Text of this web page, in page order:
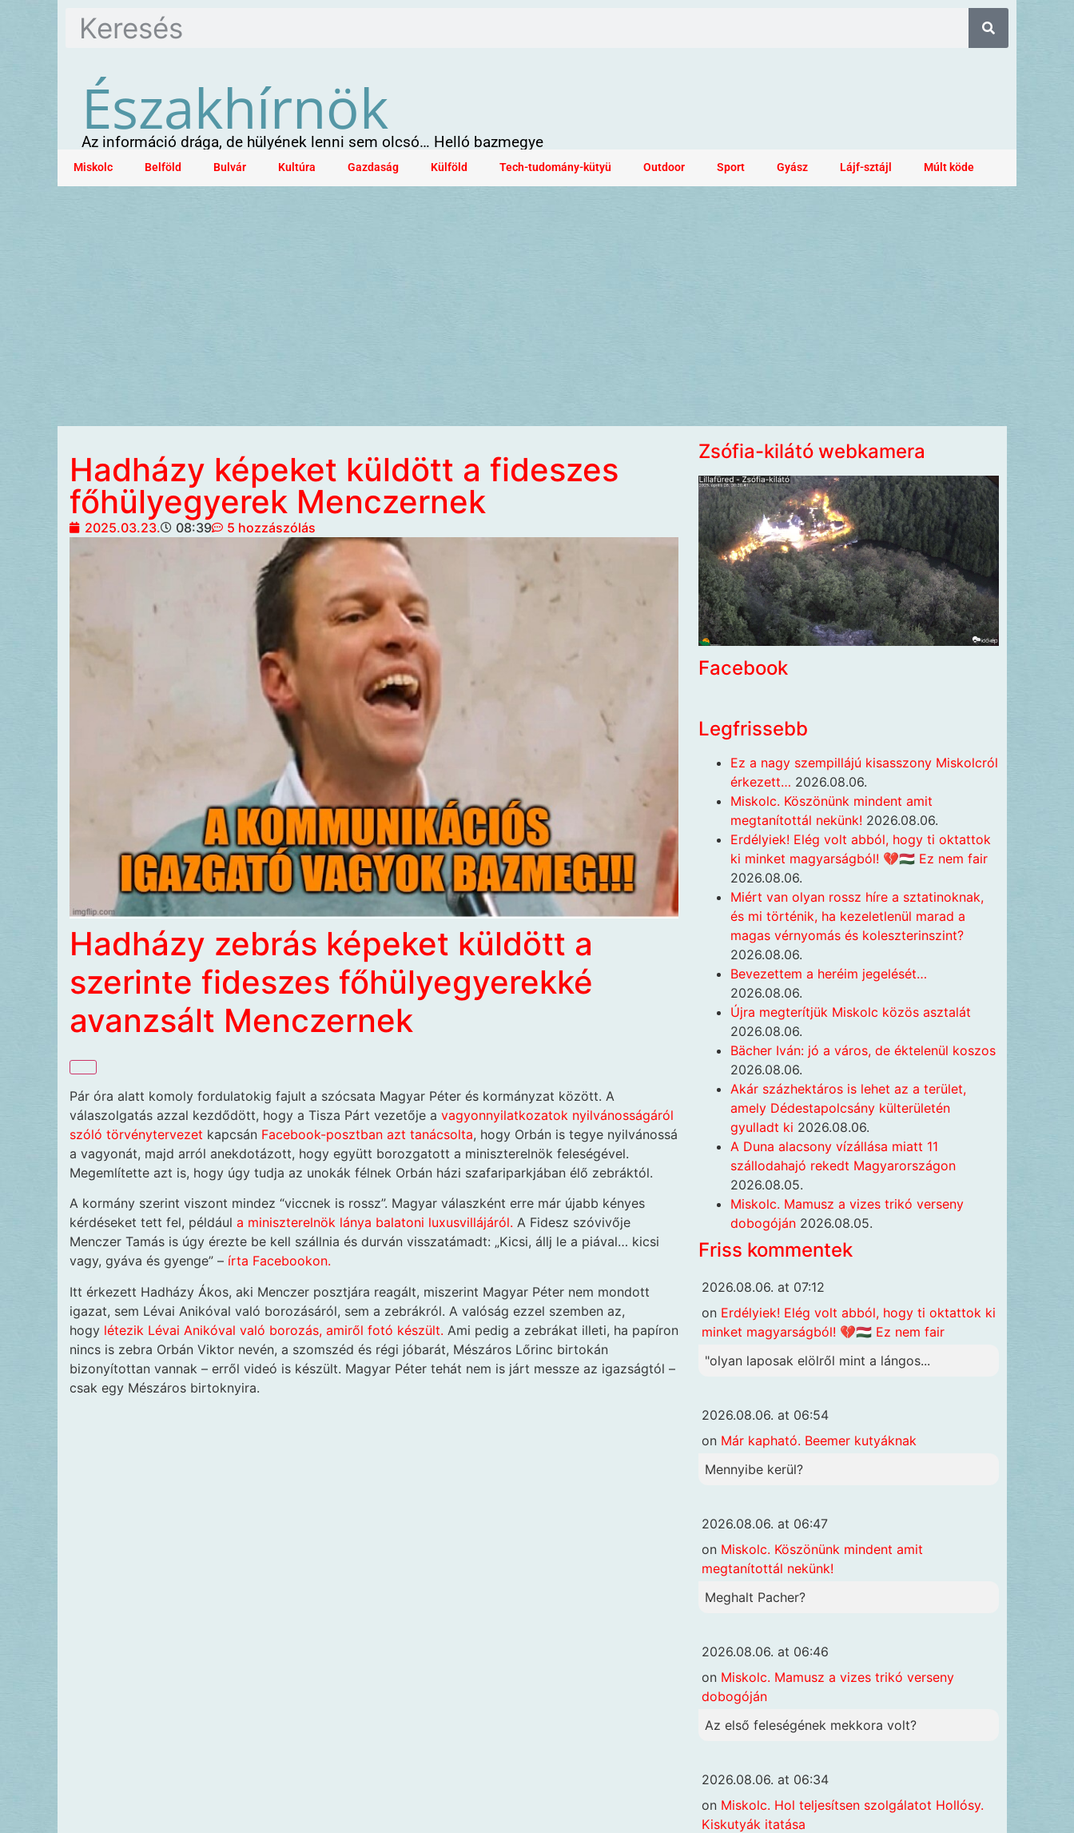
Északhírnök
Az információ drága, de hülyének lenni sem olcsó… Helló bazmegye
Miskolc Belföld Bulvár Kultúra Gazdaság Külföld Tech-tudomány-kütyü Outdoor Sport Gyász Lájf-sztájl Múlt köde
Hadházy képeket küldött a fideszes
főhülyegyerek Menczernek
2025.03.23. 08:39 5 hozzászólás
Hadházy zebrás képeket küldött a
szerinte fideszes főhülyegyerekké
avanzsált Menczernek
Pár óra alatt komoly fordulatokig fajult a szócsata Magyar Péter és kormányzat között. A
válaszolgatás azzal kezdődött, hogy a Tisza Párt vezetője a vagyonnyilatkozatok nyilvánosságáról
szóló törvénytervezet kapcsán Facebook-posztban azt tanácsolta, hogy Orbán is tegye nyilvánossá
a vagyonát, majd arról anekdotázott, hogy együtt borozgatott a miniszterelnök feleségével.
Megemlítette azt is, hogy úgy tudja az unokák félnek Orbán házi szafariparkjában élő zebráktól.
A kormány szerint viszont mindez “viccnek is rossz”. Magyar válaszként erre már újabb kényes
kérdéseket tett fel, például a miniszterelnök lánya balatoni luxusvillájáról. A Fidesz szóvivője
Menczer Tamás is úgy érezte be kell szállnia és durván visszatámadt: „Kicsi, állj le a piával… kicsi
vagy, gyáva és gyenge” – írta Facebookon.
Itt érkezett Hadházy Ákos, aki Menczer posztjára reagált, miszerint Magyar Péter nem mondott
igazat, sem Lévai Anikóval való borozásáról, sem a zebrákról. A valóság ezzel szemben az,
hogy létezik Lévai Anikóval való borozás, amiről fotó készült. Ami pedig a zebrákat illeti, ha papíron
nincs is zebra Orbán Viktor nevén, a szomszéd és régi jóbarát, Mészáros Lőrinc birtokán
bizonyítottan vannak – erről videó is készült. Magyar Péter tehát nem is járt messze az igazságtól –
csak egy Mészáros birtoknyira.
Zsófia-kilátó webkamera
Facebook
Legfrissebb
Ez a nagy szempillájú kisasszony Miskolcról
érkezett… 2026.08.06.
Miskolc. Köszönünk mindent amit
megtanítottál nekünk! 2026.08.06.
Erdélyiek! Elég volt abból, hogy ti oktattok
ki minket magyarságból! 💔🇭🇺 Ez nem fair
2026.08.06.
Miért van olyan rossz híre a sztatinoknak,
és mi történik, ha kezeletlenül marad a
magas vérnyomás és koleszterinszint?
2026.08.06.
Bevezettem a heréim jegelését…
2026.08.06.
Újra megterítjük Miskolc közös asztalát
2026.08.06.
Bächer Iván: jó a város, de éktelenül koszos
2026.08.06.
Akár százhektáros is lehet az a terület,
amely Dédestapolcsány külterületén
gyulladt ki 2026.08.06.
A Duna alacsony vízállása miatt 11
szállodahajó rekedt Magyarországon
2026.08.05.
Miskolc. Mamusz a vizes trikó verseny
dobogóján 2026.08.05.
Friss kommentek
2026.08.06. at 07:12
on Erdélyiek! Elég volt abból, hogy ti oktattok ki
minket magyarságból! 💔🇭🇺 Ez nem fair
"olyan laposak elölről mint a lángos...
2026.08.06. at 06:54
on Már kapható. Beemer kutyáknak
Mennyibe kerül?
2026.08.06. at 06:47
on Miskolc. Köszönünk mindent amit
megtanítottál nekünk!
Meghalt Pacher?
2026.08.06. at 06:46
on Miskolc. Mamusz a vizes trikó verseny
dobogóján
Az első feleségének mekkora volt?
2026.08.06. at 06:34
on Miskolc. Hol teljesítsen szolgálatot Hollósy.
Kiskutyák itatása